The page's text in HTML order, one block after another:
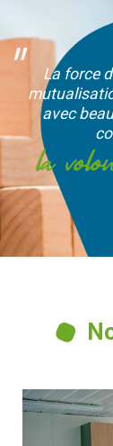
La force
avec
la